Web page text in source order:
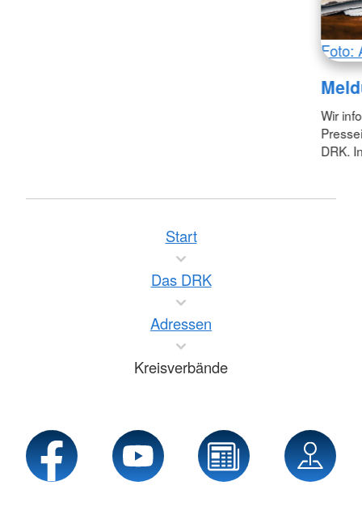
Foto:
Wir
DRK.
Start
Das DRK
Adressen
Kreisverbände